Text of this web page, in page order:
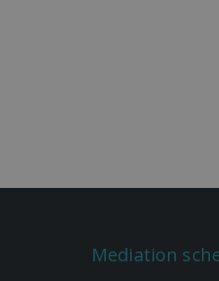
Mediation